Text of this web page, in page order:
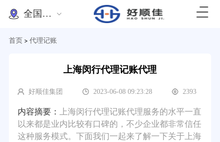
全国办理
首页 > 代理记账
上海闵行代理记账代理
好顺佳集团 2023-06-08 09:23:28 2393
内容摘要： 上海闵行代理记账代理服务的水平一直
以来都是业内比较有口碑的，不少企业都非常信任
这种服务模式。下面我们一起来了解一下关于上海